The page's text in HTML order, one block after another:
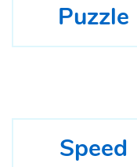
Puzzle
Speed